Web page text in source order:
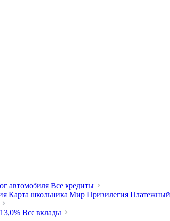
автомобиля Все кредиты
Карта школьника Мир Привилегия
Все вклады